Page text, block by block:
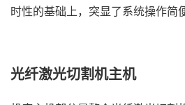
时性的基础上，突显了系统操作简
光纤激光切割机主机